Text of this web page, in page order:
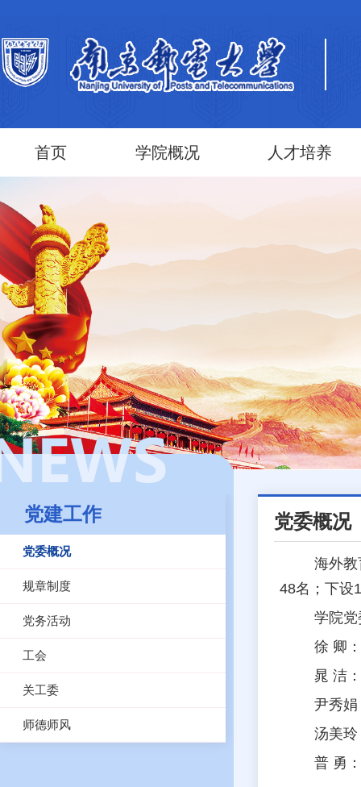
首页 学院概况 人才培养
党建工作
党委概况
规章制度
党务活动
工会
关工委
师德师风
党委概况
海外
48名；下设
学院
徐 卿
晁 洁
尹秀
汤美
普 勇